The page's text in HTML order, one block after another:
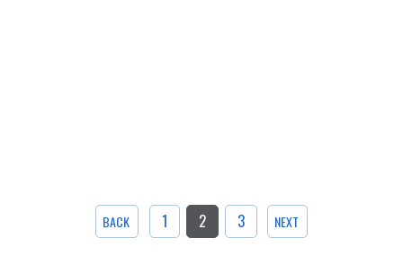
BACK 1 2 3 NEXT